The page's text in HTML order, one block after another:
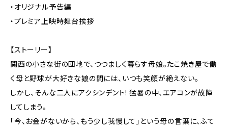
・オリジナル予告編
・プレミア上映時舞台挨拶
【ストーリー】
関西の小さな街の団地で、つつましく暮らす母娘。たこ焼き屋で働
く母と野球が大好きな娘の間には、いつも笑顔が絶えない。
しかし、そんな二人にアクシンデント! 猛暑の中、エアコンが故障
してしまう。
「今、お金がないから、もう少し我慢して」という母の言葉に、ふて